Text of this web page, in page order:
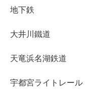
地下鉄
大井川鐵道
天竜浜名湖鉄道
宇都宮ライトレール